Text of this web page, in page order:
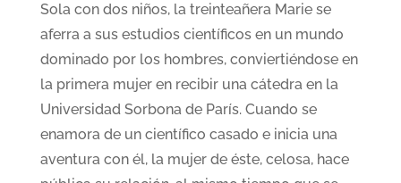
Sola con dos niños, la treinteañera Marie se
aferra a sus estudios científicos en un mundo
dominado por los hombres, conviertiéndose en
la primera mujer en recibir una cátedra en la
Universidad Sorbona de París. Cuando se
enamora de un científico casado e inicia una
aventura con él, la mujer de éste, celosa, hace